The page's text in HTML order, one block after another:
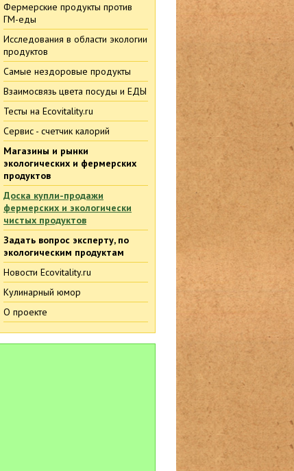
Фермерские продукты против
ГМ-еды
Исследования в области экологии
продуктов
Самые нездоровые продукты
Взаимосвязь цвета посуды и ЕДЫ
Тесты на Ecovitality.ru
Сервис - счетчик калорий
Магазины и рынки
экологических и фермерских
продуктов
Доска купли-продажи
фермерских и экологически
чистых продуктов
Задать вопрос эксперту, по
экологическим продуктам
Новости Ecovitality.ru
Кулинарный юмор
О проекте